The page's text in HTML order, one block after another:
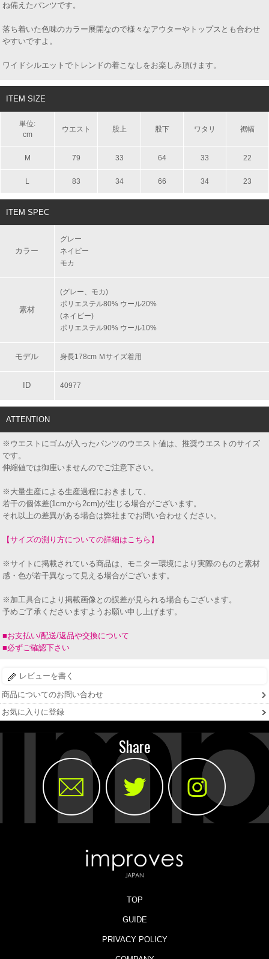
ね備えたパンツです。
落ち着いた色味のカラー展開なので様々なアウターやトップスとも合わせ
やすいですよ。
ワイドシルエットでトレンドの着こなしをお楽しみ頂けます。
ITEM SIZE
単位:
cm
ウエスト 股上 股下 ワタリ 裾幅
M 79 33 64 33 22
L 83 34 66 34 23
ITEM SPEC
カラー
グレー
ネイビー
モカ
素材
(グレー、モカ)
ポリエステル80% ウール20%
(ネイビー)
ポリエステル90% ウール10%
モデル 身長178cm Ｍサイズ着用
ID 40977
ATTENTION
※ウエストにゴムが入ったパンツのウエスト値は、推奨ウエストのサイズ
です。
伸縮値では御座いませんのでご注意下さい。
※大量生産による生産過程におきまして、
若干の個体差(1cmから2cm)が生じる場合がございます。
それ以上の差異がある場合は弊社までお問い合わせください。
【サイズの測り方についての詳細はこちら】
※サイトに掲載されている商品は、モニター環境により実際のものと素材
感・色が若干異なって見える場合がございます。
※加工具合により掲載画像との誤差が見られる場合もございます。
予めご了承くださいますようお願い申し上げます。
■お支払い/配送/返品や交換について
■必ずご確認下さい
レビューを書く
商品についてのお問い合わせ
お気に入りに登録
Share
TOP
GUIDE
PRIVACY POLICY